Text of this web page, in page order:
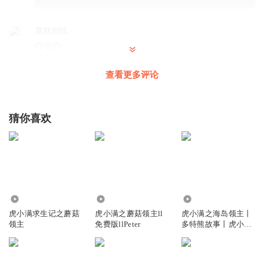
⬇️👂👂🏎
1沙发🛋️十1点赞👍🏻
查看更多评论
猜你喜欢
虎小满求生记之蘑菇
领主
虎小满之蘑菇领主ll
免费版llPeter
虎小满之海岛领主丨
多特熊故事丨虎小满